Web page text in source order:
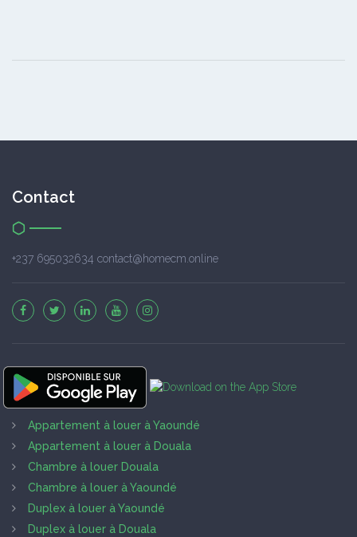
Contact
+237 695032634 contact@homecm.online
Appartement à louer à Yaoundé
Appartement à louer à Douala
Chambre à louer Douala
Chambre à louer à Yaoundé
Duplex à louer à Yaoundé
Duplex à louer à Douala